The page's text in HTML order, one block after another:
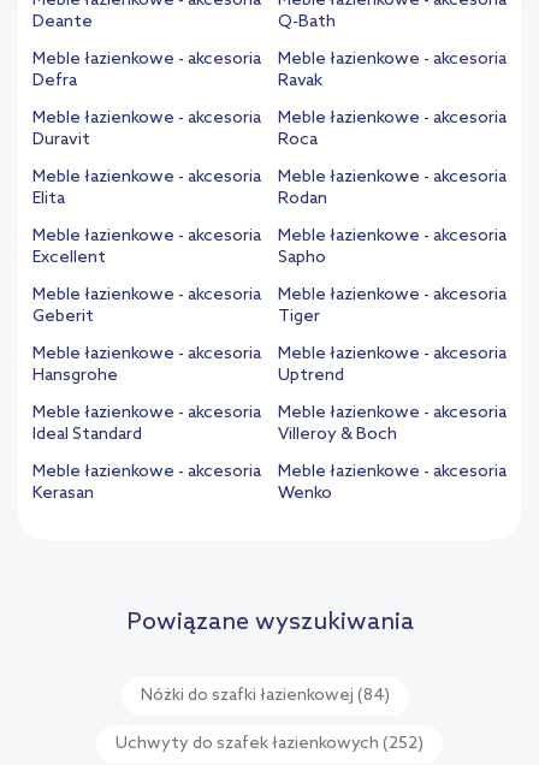
Deante
Meble łazienkowe - akcesoria
Defra
Meble łazienkowe - akcesoria
Duravit
Meble łazienkowe - akcesoria
Elita
Meble łazienkowe - akcesoria
Excellent
Meble łazienkowe - akcesoria
Geberit
Meble łazienkowe - akcesoria
Hansgrohe
Meble łazienkowe - akcesoria
Ideal Standard
Meble łazienkowe - akcesoria
Kerasan
Q-Bath
Meble łazienkowe - akcesoria
Ravak
Meble łazienkowe - akcesoria
Roca
Meble łazienkowe - akcesoria
Rodan
Meble łazienkowe - akcesoria
Sapho
Meble łazienkowe - akcesoria
Tiger
Meble łazienkowe - akcesoria
Uptrend
Meble łazienkowe - akcesoria
Villeroy & Boch
Meble łazienkowe - akcesoria
Wenko
Powiązane wyszukiwania
Nóżki do szafki łazienkowej (84)
Uchwyty do szafek łazienkowych (252)